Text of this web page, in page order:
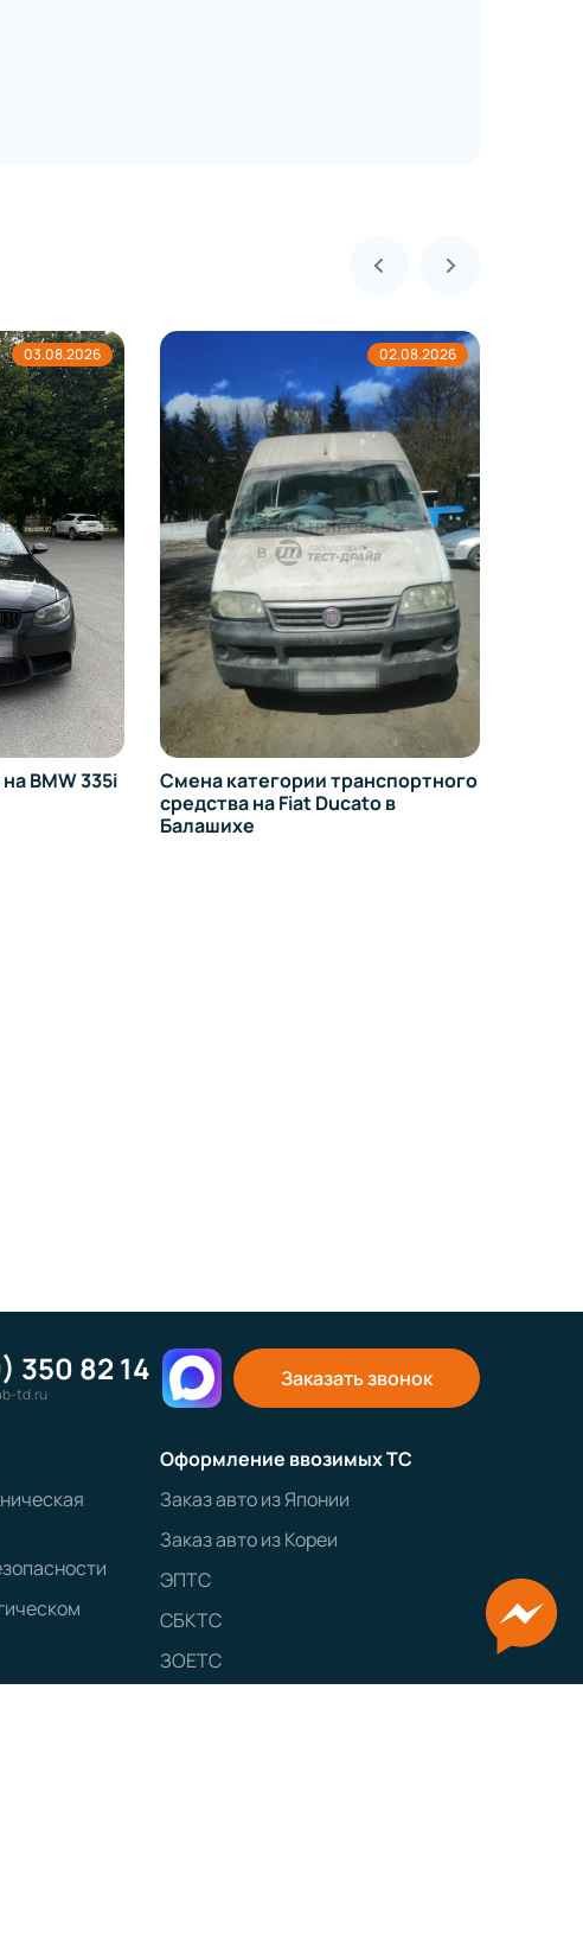
03.08.2026
BMW 335i
02.08.2026
Смена категории транспортного
средства на Fiat Ducato в
Балашихе
350 82 14
td.ru
Заказать звонок
Оформление ввозимых ТС
Заказ авто из Японии
Заказ авто из Кореи
ЭПТС
СБКТС
ЗОЕТС